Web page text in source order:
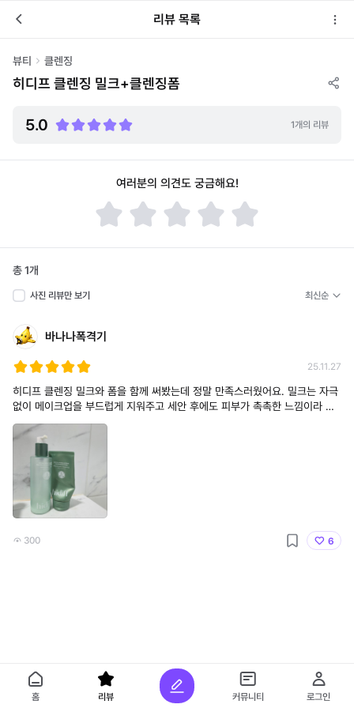
홈 리뷰 커뮤니티 로그인
리뷰 목록
뷰티 클렌징
히디프 클렌징 밀크+클렌징폼
5.0 1개의 리뷰
여러분의 의견도 궁금해요!
총1개
사진 리뷰만 보기
바나나폭격기
25.11.27
히디프 클렌징 밀크와 폼을 함께 써봤는데 정말 만족스러웠어요. 밀크는 자극
없이 메이크업을 부드럽게 지워주고 세안 후에도 피부가 촉촉한 느낌이라 좋
았어요. 폼도 거품이 풍성하고 산뜻하게 마무리돼서 두 제품을 같이 쓰면 피부
가 정돈되는 느낌이에요. 전반적으로 사용감이 편안하고 데일리 클렌저로 딱
이라 재구매할 의향 있습니다!
300 6